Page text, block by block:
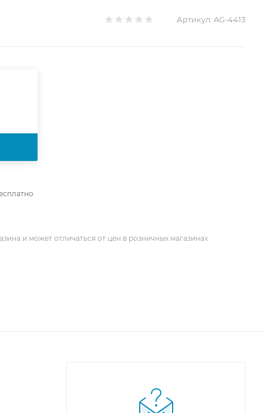
Артикул: AG-4413
и может отличаться от цен в розничных магазинах